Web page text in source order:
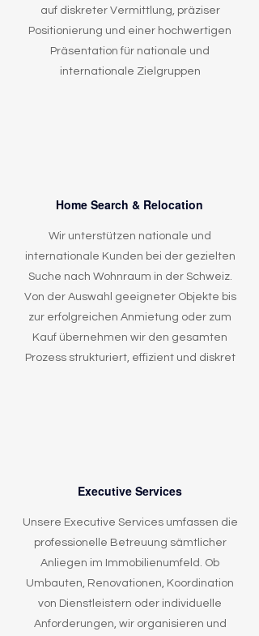
auf diskreter Vermittlung, präziser
Positionierung und einer hochwertigen
Präsentation für nationale und
internationale Zielgruppen
Home Search & Relocation
Wir unterstützen nationale und
internationale Kunden bei der gezielten
Suche nach Wohnraum in der Schweiz.
Von der Auswahl geeigneter Objekte bis
zur erfolgreichen Anmietung oder zum
Kauf übernehmen wir den gesamten
Prozess strukturiert, effizient und diskret
Executive Services
Unsere Executive Services umfassen die
professionelle Betreuung sämtlicher
Anliegen im Immobilienumfeld. Ob
Umbauten, Renovationen, Koordination
von Dienstleistern oder individuelle
Anforderungen, wir organisieren und